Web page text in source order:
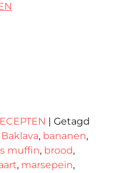
| Getagd
Baklava, bananen,
muffin, brood,
, marsepein,